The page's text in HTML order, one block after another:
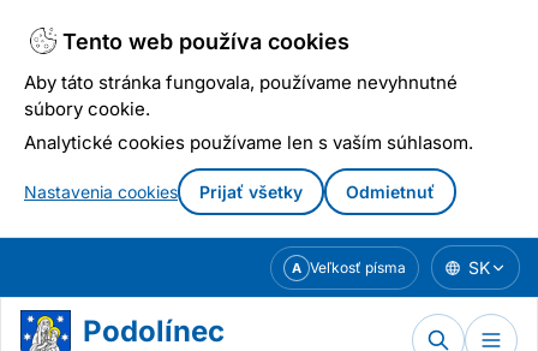
Tento web používa cookies
Aby táto stránka fungovala, používame nevyhnutné
súbory cookie.
Analytické cookies používame len s vaším súhlasom.
Nastavenia cookies Prijať všetky Odmietnuť
obsahu
A Veľkosť písma SK
Podolínec